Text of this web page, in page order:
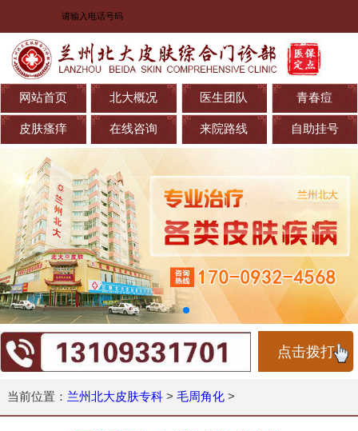
网站首页 北大概况 医生团队 青春痘
皮肤瘙痒 在线咨询 来院路线 自助挂号
点击拨打
当前位置： 兰州北大皮肤专科> 毛周角化>